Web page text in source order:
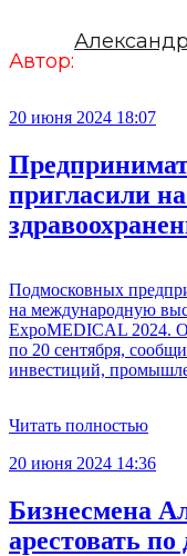
Автор:
20 июня 2024 18:07
пригласили
Подмосковных
на международную
ExpoMEDICAL 2024.
по 20 сентября,
инвестиций,
Читать полностью
20 июня 2024 14:36
Бизнесмена
арестовать